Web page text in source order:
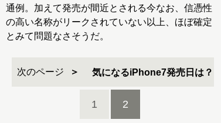
通例。加えて発売が間近とされる今なお、信憑性
の高い名称がリークされていない以上、ほぼ確定
とみて問題なさそうだ。
次のページ 気になるiPhone7発売日は？
1 2